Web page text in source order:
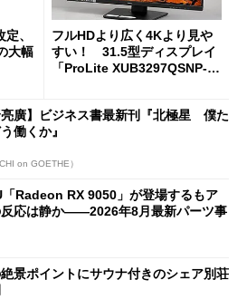
、
大幅
フルHDより広く4Kより見や
すい！ 31.5型ディスプレイ
「ProLite XUB3297QSNP-B
亮廣】ビジネス書最新刊『北極星 僕た
働くか』
on GOETHE）
「Radeon RX 9050」が登場するもア
反応は静か――2026年8月最新パーツ事
景ポイントにサウナ付きのシェア別荘